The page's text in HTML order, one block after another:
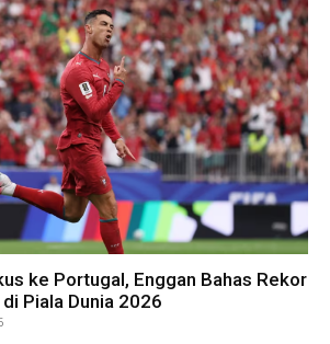
ke Portugal, Enggan Bahas Rekor
Piala Dunia 2026